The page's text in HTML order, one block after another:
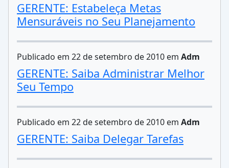
GERENTE: Estabeleça Metas
Mensuráveis no Seu Planejamento
Publicado em 22 de setembro de 2010 em Adm
GERENTE: Saiba Administrar Melhor
Seu Tempo
Publicado em 22 de setembro de 2010 em Adm
GERENTE: Saiba Delegar Tarefas